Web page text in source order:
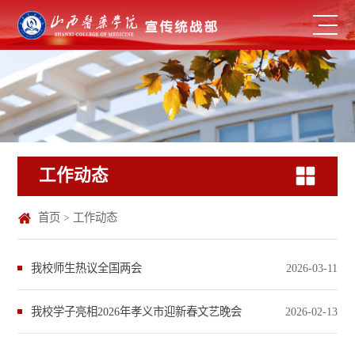
工作动态
首页> 工作动态
我校师生热议全国两会 2026-03-11
我校学子亮相2026年孝义市迎新春文艺晚会 2026-02-13